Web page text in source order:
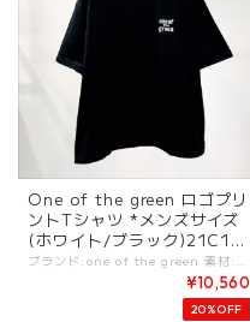
One of the green ロゴプリ
ントTシャツ *メンズサイズ
(ホワイト/ブラック)21C16
58
ブランド:one of the green 素材:コットン100%. カラー:・ホワイト ・ブラック サイズ:[F].裄丈:54cm/着丈:72cm/身幅:55cm/ - コットン100%のプリントTシャツ。 フロント胸元、バックは腰部分にロゴプリントされたデザイン。 フリーサイズのみとなります。 メンズのサイズ感となります。 #oneofthegreen #ワンオブザグリーン ootg-21c1658 -one of the green- "the green"は健康・自然・自由の象徴。 健やかな暮らしのため、あらゆる動きや快適をスタイリングと融合するデザインがコンセプト。 気軽にカッコよく着られるスポーティーさを感じるウェアが揃う。 ※商品カラーは撮影時の光や閲覧環境によって、実際の商品と若干異なる場合がございます。 ※平置き採寸となりますので、多少の誤差が生じる場合がございます。 ※タグ記載の注意事項、洗濯表示を必ずお読みください。 ☆その他気になる点はお気軽にご連絡ください。
¥10,560
20%OFF